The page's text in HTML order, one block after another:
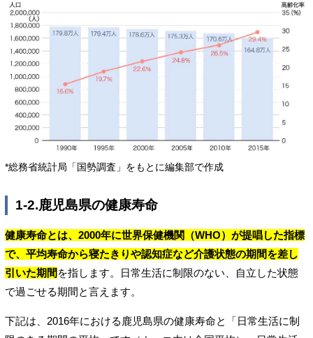
*総務省統計局「国勢調査」をもとに編集部で作成
1-2.鹿児島県の健康寿命
健康寿命とは、2000年に世界保健機関（WHO）が提唱した指標
で、平均寿命から寝たきりや認知症など介護状態の期間を差し
引いた期間 を指します。日常生活に制限のない、自立した状態
で過ごせる期間と言えます。
下記は、2016年における鹿児島県の健康寿命と「日常生活に制